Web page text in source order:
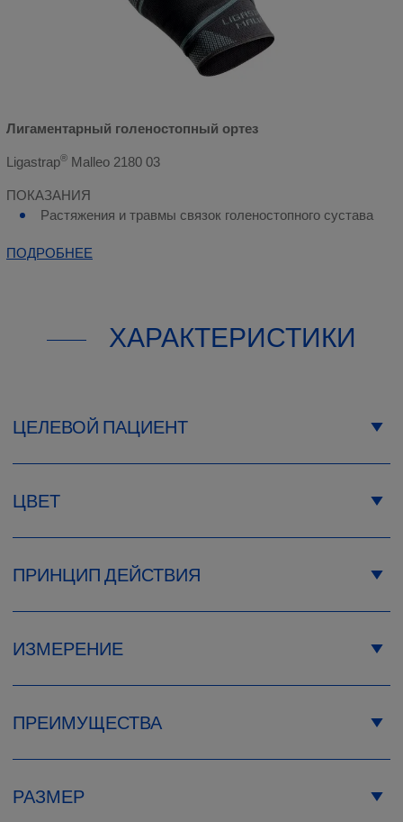
Лигаментарный голеностопный ортез
Ligastrap® Malleo 2180 03
ПОКАЗАНИЯ
Растяжения и травмы связок голеностопного сустава
ПОДРОБНЕЕ
ХАРАКТЕРИСТИКИ
ЦЕЛЕВОЙ ПАЦИЕНТ
ЦВЕТ
ПРИНЦИП ДЕЙСТВИЯ
ИЗМЕРЕНИЕ
ПРЕИМУЩЕСТВА
РАЗМЕР